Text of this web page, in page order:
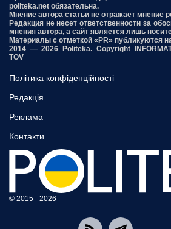
politeka.net обязательна.
Мнение автора статьи не отражает мнение
Редакция не несет ответственности за
мнения автора, а сайт является лишь
Материалы с отметкой «PR» публикуются
2014 — 2026 Politeka. Copyright
TOV
Політика конфіденційності
Редакція
Реклама
Контакти
© 2015 - 2026